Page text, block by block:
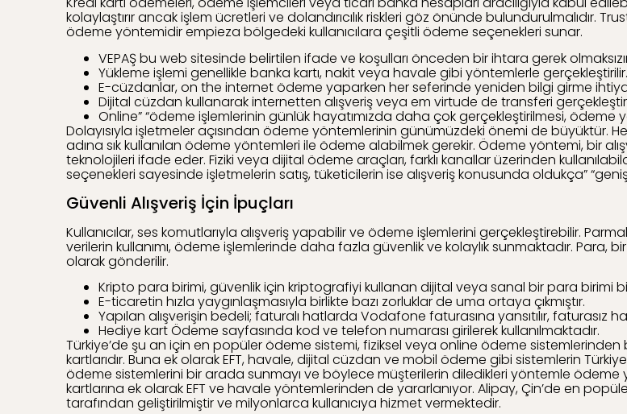
kolaylaştırır ancak işlem ücretleri ve dolandırıcılık riskleri göz önünde bulundurulmalıdır.
ödeme yöntemidir empieza bölgedeki kullanıcılara çeşitli ödeme seçenekleri sunar.
VEPAŞ bu web sitesinde belirtilen ifade ve koşulları önceden bir ihtara gerek
Yükleme işlemi genellikle banka kartı, nakit veya havale gibi yöntemlerle gerçekleştirilir.
E-cüzdanlar, on the internet ödeme yaparken her seferinde yeniden bilgi girme
Dijital cüzdan kullanarak internetten alışveriş veya em virtude de transferi
Online” “ödeme işlemlerinin günlük hayatımızda daha çok gerçekleştirilmesi,
Dolayısıyla işletmeler açısından ödeme yöntemlerinin günümüzdeki önemi de
adına sık kullanılan ödeme yöntemleri ile ödeme alabilmek gerekir. Ödeme yöntemi, bir
teknolojileri ifade eder. Fiziki veya dijital ödeme araçları, farklı kanallar üzerinden
seçenekleri sayesinde işletmelerin satış, tüketicilerin ise alışveriş konusunda oldukça”
Güvenli Alışveriş İçin İpuçları
Kullanıcılar, ses komutlarıyla alışveriş yapabilir ve ödeme işlemlerini gerçekleştirebilir.
verilerin kullanımı, ödeme işlemlerinde daha fazla güvenlik ve kolaylık sunmaktadır. Para,
olarak gönderilir.
Kripto para birimi, güvenlik için kriptografiyi kullanan dijital veya sanal bir para birimi
E-ticaretin hızla yaygınlaşmasıyla birlikte bazı zorluklar de uma ortaya çıkmıştır.
Yapılan alışverişin bedeli; faturalı hatlarda Vodafone faturasına yansıtılır, faturasız
Hediye kart Ödeme sayfasında kod ve telefon numarası girilerek kullanılmaktadır.
Türkiye’de şu an için en popüler ödeme sistemi, fiziksel veya online ödeme sistemlerinden
kartlarıdır. Buna ek olarak EFT, havale, dijital cüzdan ve mobil ödeme gibi sistemlerin
ödeme sistemlerini bir arada sunmayı ve böylece müşterilerin diledikleri yöntemle ödeme
kartlarına ek olarak EFT ve havale yöntemlerinden de yararlanıyor. Alipay, Çin’de en
tarafından geliştirilmiştir ve milyonlarca kullanıcıya hizmet vermektedir.